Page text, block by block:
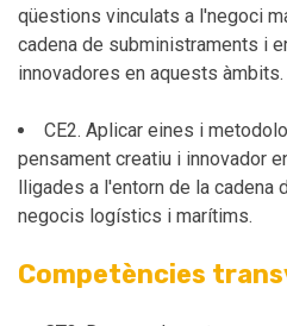
qüestions vinculats a l'negoci
cadena de subministraments i
innovadores en aquests àmbits.
CE2. Aplicar eines i
pensament creatiu i innovador
lligades a l'entorn de la cadena
negocis logístics i marítims.
Competències